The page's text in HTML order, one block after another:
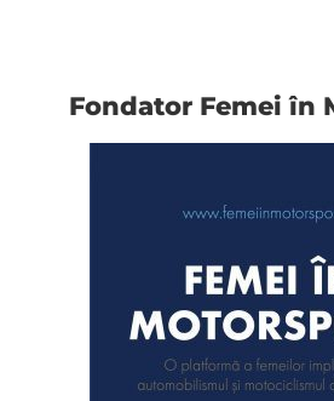
Fondator Femei în